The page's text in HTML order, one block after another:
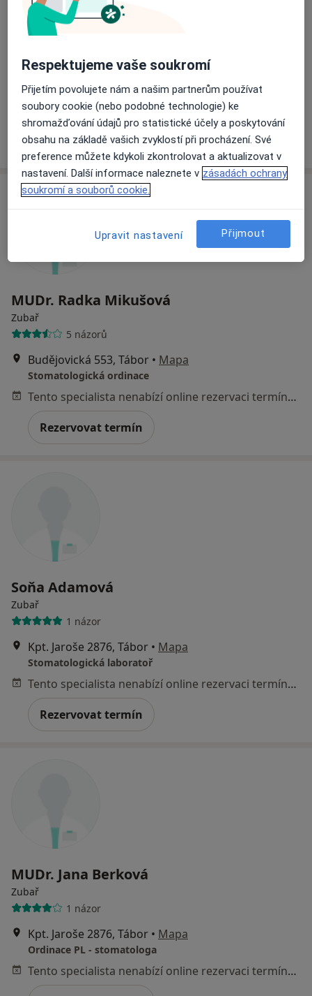
MUDr. Jitka Šimková
Zubař
Jeronýmova 1776, Tábor •Mapa
Praktické zubní lékařství
Rezervovat termín
MUDr. Radka Mikušová
Zubař
5 názorů
Budějovická 553, Tábor • Mapa
Stomatologická ordinace
Tento specialista nenabízí online rezervaci termínu na této adrese.
Rezervovat termín
Soňa Adamová
Zubař
1 názor
Kpt. Jaroše 2876, Tábor • Mapa
Stomatologická laboratoř
Tento specialista nenabízí online rezervaci termínu na této adrese.
Rezervovat termín
MUDr. Jana Berková
Zubař
1 názor
Kpt. Jaroše 2876, Tábor • Mapa
Ordinace PL - stomatologa
Tento specialista nenabízí online rezervaci termínu na této adrese.
Respektujeme vaše soukromí
Přijetím povolujete nám a našim partnerům používat
soubory cookie (nebo podobné technologie) ke
shromažďování údajů pro statistické účely a poskytování
obsahu na základě vašich zvyklostí při procházení. Své
preference můžete kdykoli zkontrolovat a aktualizovat v
nastavení. Další informace naleznete v zásadách ochrany
soukromí a souborů cookie.
Upravit nastavení Přijmout